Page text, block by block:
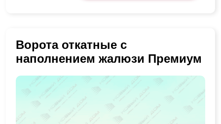
Ворота откатные с
наполнением жалюзи Премиум